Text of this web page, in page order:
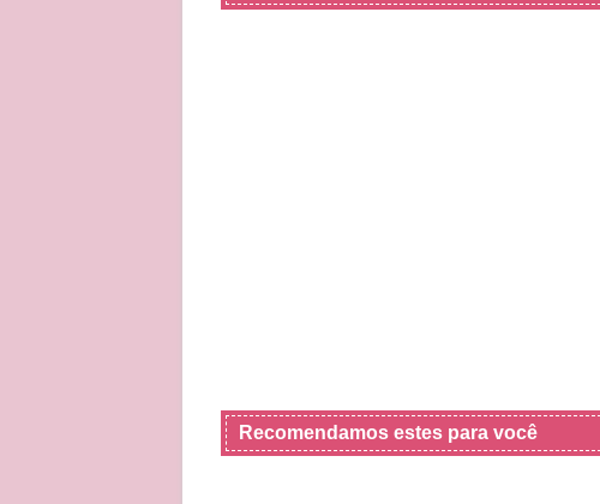
Recomendamos estes para você